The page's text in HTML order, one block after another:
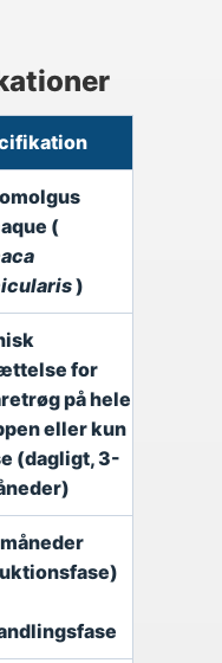
(
)
for
på hele
eller kun
(dagligt, 3-